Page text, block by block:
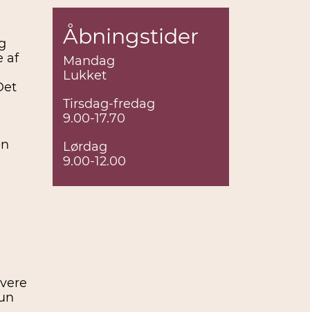
af
Åbningstider
Mandag
Lukket
Tirsdag-fredag
9.00-17.70
Lørdag
9.00-12.00